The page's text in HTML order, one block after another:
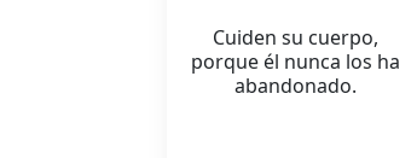
Cuiden su cuerpo,
porque él nunca los ha
abandonado.